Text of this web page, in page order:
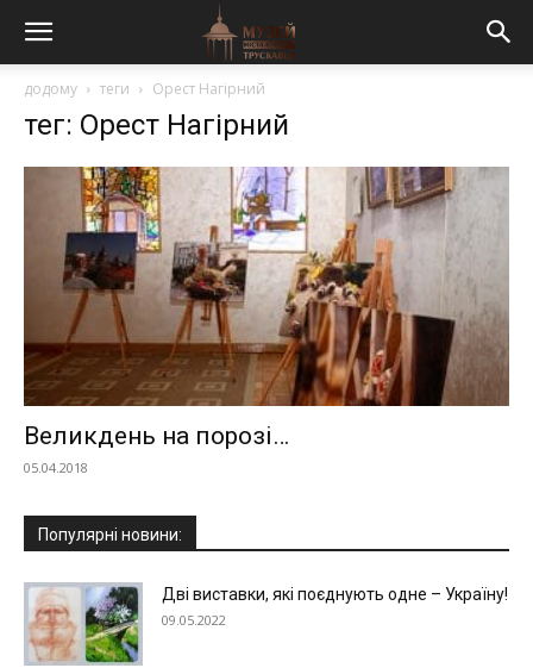
додому теги Орест Нагірний
тег: Орест Нагірний
Великдень на порозі…
05.04.2018
Популярні новини:
Дві виставки, які поєднують одне – Україну!
09.05.2022